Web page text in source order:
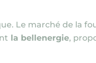
Le marché de la
la bellenergie,